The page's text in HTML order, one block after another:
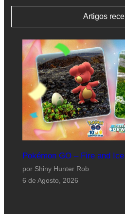
Artigos
Pokémon GO – Fire and
por Shiny Hunter Rob
6 de Agosto, 2026